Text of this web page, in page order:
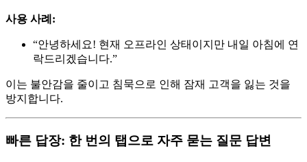
사용 사례:
“안녕하세요! 현재 오프라인 상태이지만 내일 아침에 연
락드리겠습니다.”
이는 불안감을 줄이고 침묵으로 인해 잠재 고객을 잃는 것을
방지합니다.
빠른 답장: 한 번의 탭으로 자주 묻는 질문 답변